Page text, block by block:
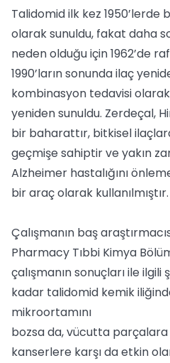
Talidomid ilk kez 1950’lerde
olarak sunuldu, fakat daha
neden olduğu için 1962’de
1990’ların sonunda ilaç
kombinasyon tedavisi
yeniden sunuldu. Zerdeçal,
bir baharattır, bitkisel
geçmişe sahiptir ve yakın
Alzheimer hastalığını
bir araç olarak kullanılmıştır.
Çalışmanın baş
Pharmacy Tıbbi Kimya
çalışmanın sonuçları ile
kadar talidomid kemik
mikroortamını
bozsa da, vücutta parçalara
kanserlere karşı da etkin